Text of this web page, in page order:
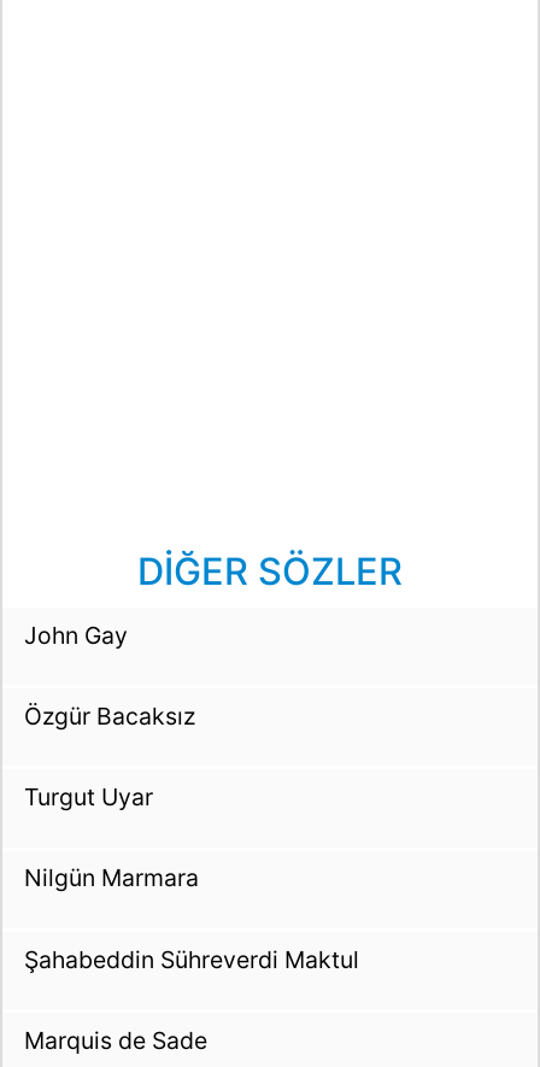
DİĞER SÖZLER
John Gay
Özgür Bacaksız
Turgut Uyar
Nilgün Marmara
Şahabeddin Sühreverdi Maktul
Marquis de Sade